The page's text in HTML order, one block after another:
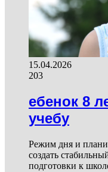
15.04.2026
203
ебенок 8
учебу
Режим дня и
создать
подготовки к